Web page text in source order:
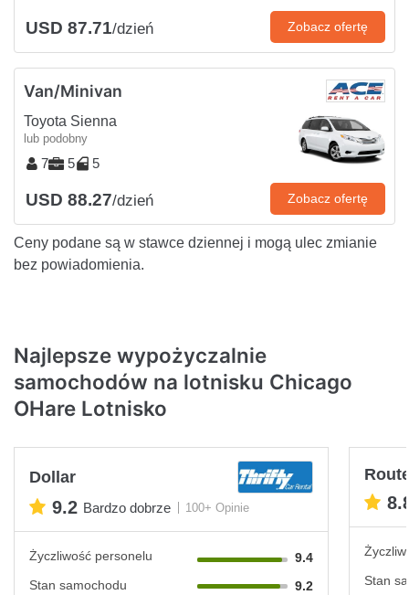
USD 87.71/dzień Zobacz ofertę
Van/Minivan
Toyota Sienna
lub podobny
7 5 5
USD 88.27/dzień Zobacz ofertę
Ceny podane są w stawce dziennej i mogą ulec zmianie
bez powiadomienia.
Najlepsze wypożyczalnie
samochodów na lotnisku Chicago
OHare Lotnisko
Dollar
9.2 Bardzo dobrze 100+ Opinie
Życzliwość personelu
9.4
Stan samochodu
9.2
Stan